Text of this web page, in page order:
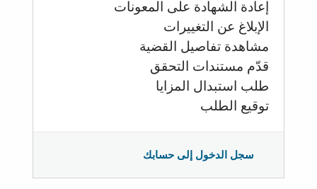
إعادة الشهادة على المعونات
الإبلاغ عن التغييرات
مشاهدة تفاصيل القضية
قدّم مستندات التحقق
طلب استبدال المزايا
توقيع الطلب
سجل الدخول إلى حسابك